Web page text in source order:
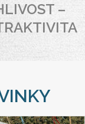
–